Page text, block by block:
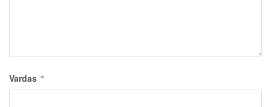
Vardas *